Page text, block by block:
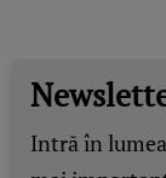
Intră în lumea